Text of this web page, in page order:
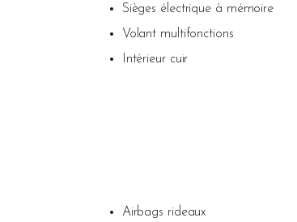
Sièges électrique à mémoire
Volant multifonctions
Intérieur cuir
Airbags rideaux